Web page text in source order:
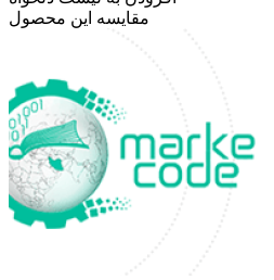
مقایسه این محصول